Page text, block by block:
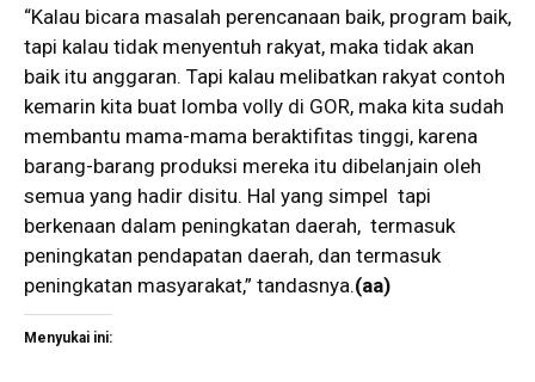
“Kalau bicara masalah perencanaan baik, program baik,
tapi kalau tidak menyentuh rakyat, maka tidak akan
baik itu anggaran. Tapi kalau melibatkan rakyat contoh
kemarin kita buat lomba volly di GOR, maka kita sudah
membantu mama-mama beraktifitas tinggi, karena
barang-barang produksi mereka itu dibelanjain oleh
semua yang hadir disitu. Hal yang simpel tapi
berkenaan dalam peningkatan daerah, termasuk
peningkatan pendapatan daerah, dan termasuk
peningkatan masyarakat,” tandasnya.(aa)
Menyukai ini: